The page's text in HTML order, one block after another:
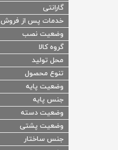
گارانتی
خدمات پس از فروش
وضعیت نصب
گروه کالا
محل تولید
تنوع محصول
وضعیت پایه
جنس پایه
وضعیت دسته
وضعیت پشتی
جنس ساختار